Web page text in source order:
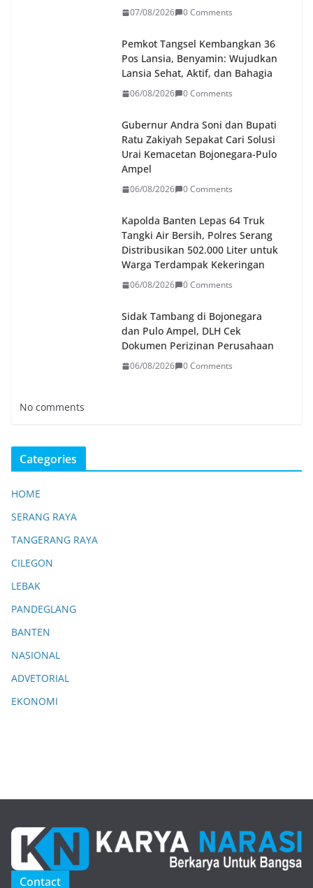
07/08/2026 0 Comments
Pemkot Tangsel Kembangkan 36
Pos Lansia, Benyamin: Wujudkan
Lansia Sehat, Aktif, dan Bahagia
06/08/2026 0 Comments
Gubernur Andra Soni dan Bupati
Ratu Zakiyah Sepakat Cari Solusi
Urai Kemacetan Bojonegara-Pulo
Ampel
06/08/2026 0 Comments
Kapolda Banten Lepas 64 Truk
Tangki Air Bersih, Polres Serang
Distribusikan 502.000 Liter untuk
Warga Terdampak Kekeringan
06/08/2026 0 Comments
Sidak Tambang di Bojonegara
dan Pulo Ampel, DLH Cek
Dokumen Perizinan Perusahaan
06/08/2026 0 Comments
No comments
Categories
HOME
SERANG RAYA
TANGERANG RAYA
CILEGON
LEBAK
PANDEGLANG
BANTEN
NASIONAL
ADVETORIAL
EKONOMI
Contact